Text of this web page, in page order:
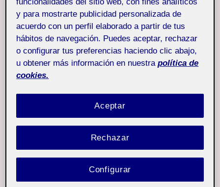
RSC. Nathalia Padrón
PorNathalia Carolina Padrón Bavutti
21 abril, 2026
20.641 –
gestión de
proyectos – Aula 1
…
y para mostrarte publicidad personalizada de
acuerdo con un perfil elaborado a partir de tus
hábitos de navegación. Puedes aceptar, rechazar
o configurar tus preferencias haciendo clic abajo,
u obtener más información en nuestra política de
cookies.
Rechazar
Aceptar
Configurar